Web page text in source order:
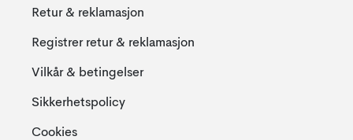
Retur & reklamasjon
Registrer retur & reklamasjon
Vilkår & betingelser
Sikkerhetspolicy
Cookies